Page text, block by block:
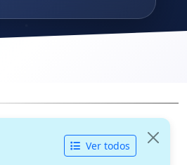
Ver todos